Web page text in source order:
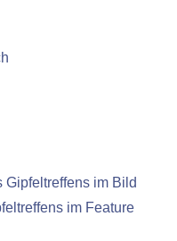
Gipfeltreffens im Bild
im Feature